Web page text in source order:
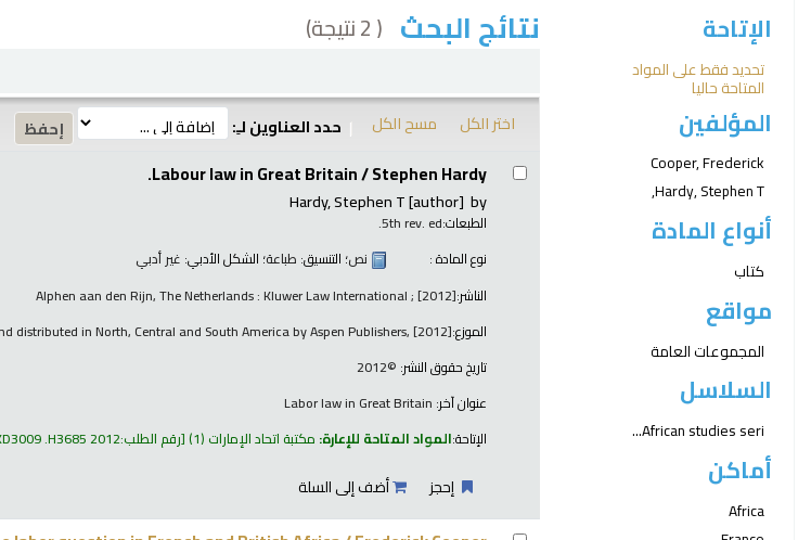
الإتاحة
تحديد فقط على المواد
المتاحة حاليا
المؤلفين
Cooper, Frederick
Hardy, Stephen T,
أنواع المادة
كتاب
مواقع
المجموعات العامة
السلاسل
African studies seri...
أماكن
Africa
نتائج البحث ( 2 نتيجة)
اختر الكل مسح الكل حدد العناوين لـِ:
نتائج Labour law in Great Britain /Stephen Hardy.
by
Hardy, Stephen T[author]
الطبعات:5th rev. ed.
نوع المادة :
نص؛ التنسيق: طباعة؛ الشكل الأدبي: غير أدبي
الناشر:Alphen aan den Rijn, The Netherlands : Kluwer Law International ; [2012]
الموزع:distributed in North, Central and South America by Aspen Publishers, [2012]
تاريخ حقوق النشر: ©2012
عنوان آخر: Labor law in Great Britain
الإتاحة:المواد المتاحة للإعارة: مكتبة اتحاد الإمارات (1) رقم الطلب:.H3685 2012
إحجز أضف إلى السلة